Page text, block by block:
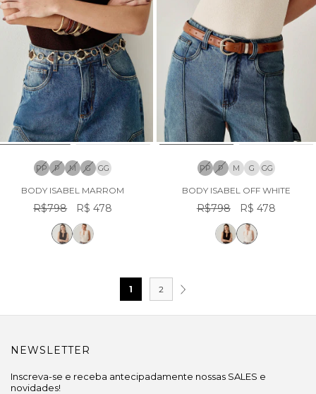
PP P M G GG
BODY ISABEL MARROM
R$798 R$ 478
PP P M G GG
BODY ISABEL OFF WHITE
R$798 R$ 478
1 2
NEWSLETTER
Inscreva-se e receba antecipadamente nossas SALES e
novidades!